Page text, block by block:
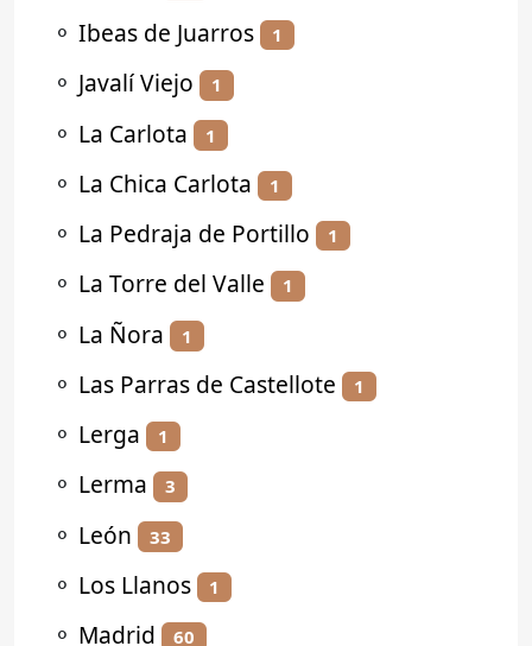
⚬ Ibeas de Juarros 1
⚬ Javalí Viejo 1
⚬ La Carlota 1
⚬ La Chica Carlota 1
⚬ La Pedraja de Portillo 1
⚬ La Torre del Valle 1
⚬ La Ñora 1
⚬ Las Parras de Castellote 1
⚬ Lerga 1
⚬ Lerma 3
⚬ León 33
⚬ Los Llanos 1
⚬ Madrid 60